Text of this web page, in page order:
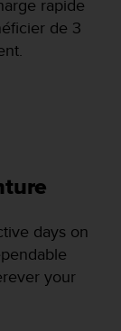
rapide
de 3
days on
your